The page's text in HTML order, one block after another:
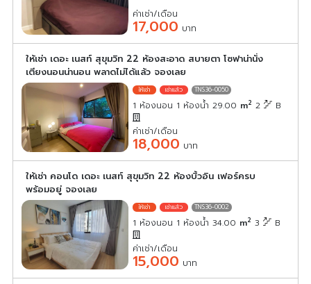
ค่าเช่า/เดือน
17,000 บาท
ให้เช่า เดอะ เนสท์ สุขุมวิท 22 ห้องสะอาด สบายตา โซฟาน่านั่ง
เตียงนอนน่านอน พลาดไม่ได้แล้ว จองเลย
TNS36-0050
1 ห้องนอน 1 ห้องน้ำ 29.00 m2 2 B
ค่าเช่า/เดือน
18,000 บาท
ให้เช่า คอนโด เดอะ เนสท์ สุขุมวิท 22 ห้องบิ้วอิน เฟอร์ครบ
พร้อมอยู่ จองเลย
TNS36-0002
1 ห้องนอน 1 ห้องน้ำ 34.00 m2 3 B
ค่าเช่า/เดือน
15,000 บาท